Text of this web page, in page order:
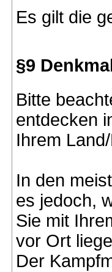
Es gilt die
§9
Bitte
entdecken
Ihrem
In den
es jedoch,
Sie mit
vor Ort
Der